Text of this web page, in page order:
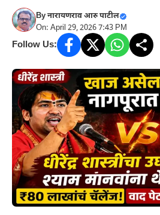
Byनारायणराव आरु पाटील
On: April 29, 2026 7:43 PM
Follow Us: